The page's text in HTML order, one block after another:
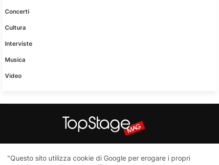
Concerti
Cultura
Interviste
Musica
Video
aggiornato senza nessuna periodicità. Non può pertanto
"Questo sito utilizza cookie di Google per erogare i propri